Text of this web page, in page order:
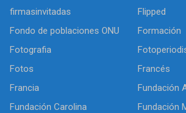
firmasinvitadas
Flipped
Fondo de poblaciones ONU
Formación
Fotografia
Fotos
Francés
Francia
Fundación
Fundación Carolina
Fundación